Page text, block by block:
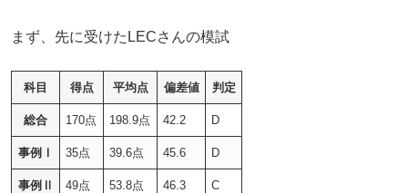
まず、先に受けたLECさんの模試
科目 得点 平均点 偏差値 判定
総合 170点 198.9点 42.2 D
事例Ⅰ 35点 39.6点 45.6 D
事例Ⅱ 49点 53.8点 46.3 C